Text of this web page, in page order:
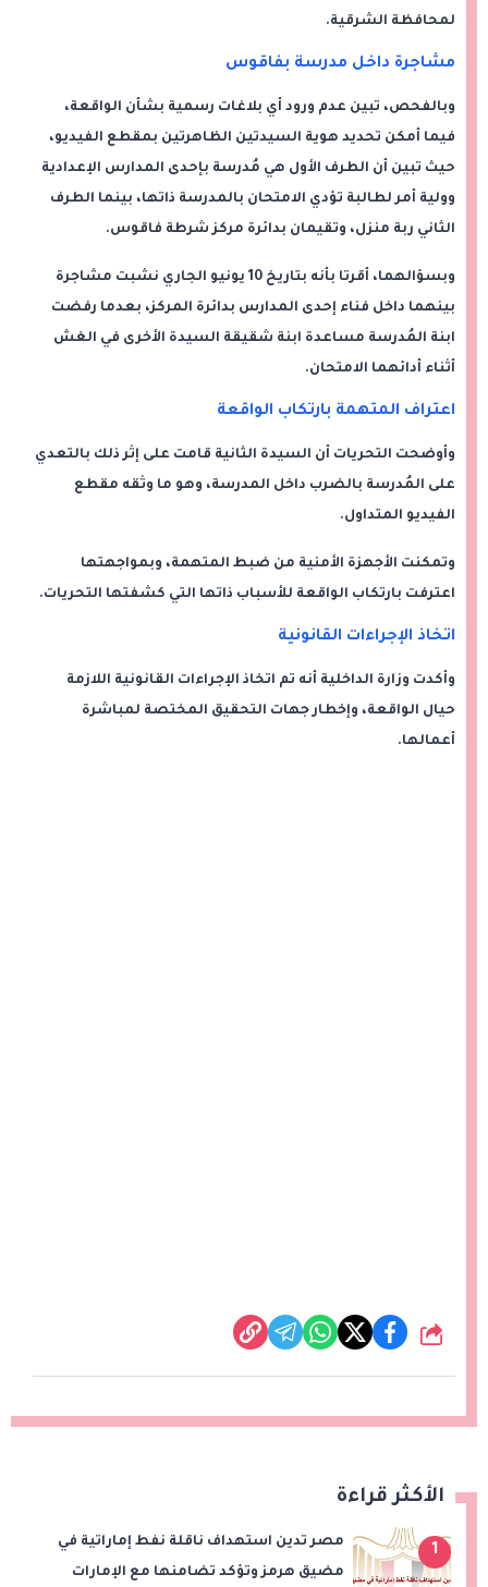
لمحافظة الشرقية.
مشاجرة داخل مدرسة بفاقوس
وبالفحص، تبين عدم ورود أي بلاغات رسمية بشأن الواقعة،
فيما أمكن تحديد هوية السيدتين الظاهرتين بمقطع الفيديو،
حيث تبين أن الطرف الأول هي مُدرسة بإحدى المدارس الإعدادية
وولية أمر لطالبة تؤدي الامتحان بالمدرسة ذاتها، بينما الطرف
الثاني ربة منزل، وتقيمان بدائرة مركز شرطة فاقوس.
وبسؤالهما، أقرتا بأنه بتاريخ 10 يونيو الجاري نشبت مشاجرة
بينهما داخل فناء إحدى المدارس بدائرة المركز، بعدما رفضت
ابنة المُدرسة مساعدة ابنة شقيقة السيدة الأخرى في الغش
أثناء أدائهما الامتحان.
اعتراف المتهمة بارتكاب الواقعة
وأوضحت التحريات أن السيدة الثانية قامت على إثر ذلك بالتعدي
على المُدرسة بالضرب داخل المدرسة، وهو ما وثقه مقطع
الفيديو المتداول.
وتمكنت الأجهزة الأمنية من ضبط المتهمة، وبمواجهتها
اعترفت بارتكاب الواقعة للأسباب ذاتها التي كشفتها التحريات.
اتخاذ الإجراءات القانونية
وأكدت وزارة الداخلية أنه تم اتخاذ الإجراءات القانونية اللازمة
حيال الواقعة، وإخطار جهات التحقيق المختصة لمباشرة
أعمالها.
شارك
الأكثر قراءة
1
مصر تدين استهداف ناقلة نفط إماراتية في
مضيق هرمز وتؤكد تضامنها مع الإمارات